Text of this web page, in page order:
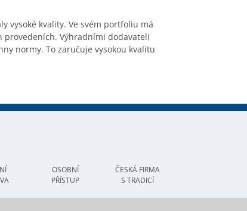
vysoké kvality. Ve svém portfoliu má
provedeních. Výhradními dodavateli
normy. To zaručuje vysokou kvalitu
OSOBNÍ
PŘÍSTUP
ČESKÁ FIRMA
S TRADICÍ